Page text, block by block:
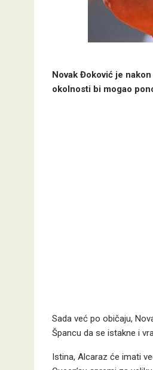
Novak Đoković je
okolnosti bi mogao
Sada već po običaju,
Špancu da se istakne i
Istina, Alcaraz će imati